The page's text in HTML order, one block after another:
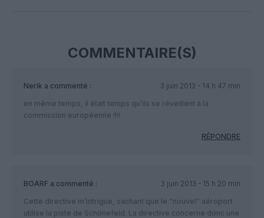
COMMENTAIRE(S)
Nerik a commenté :
3 juin 2013 - 14 h 47 min
en même temps, il était temps qu’ils se réveillent à la
commission européenne !!!!
RÉPONDRE
BOARF a commenté :
3 juin 2013 - 15 h 20 min
Cette directive m’intrigue, sachant que le “nouvel” aéroport
utilise la piste de Schönefeld. La directive concerne donc une